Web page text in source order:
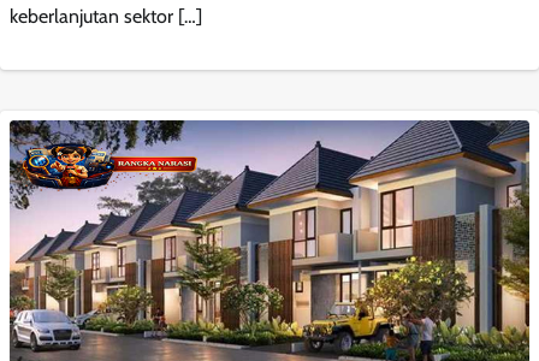
keberlanjutan sektor […]